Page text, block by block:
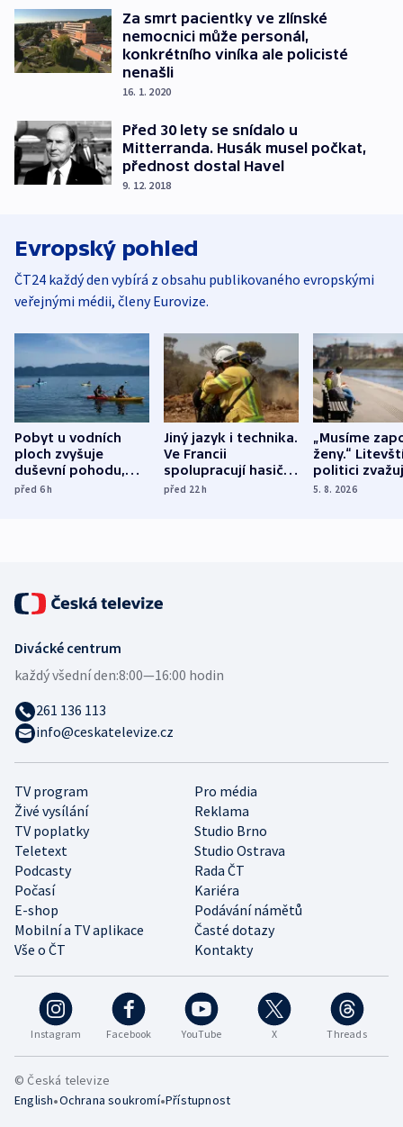
Za smrt pacientky ve zlínské
nemocnici může personál,
konkrétního viníka ale policisté
nenašli
16. 1. 2020
Před 30 lety se snídalo u
Mitterranda. Husák musel počkat,
přednost dostal Havel
9. 12. 2018
Evropský pohled
ČT24 každý den vybírá z obsahu publikovaného evropskými
veřejnými médii, členy Eurovize.
Pobyt u vodních
ploch zvyšuje
duševní pohodu,
ukázala
před 6h
Jiný jazyk i technika.
Ve Francii
spolupracují hasiči z
různých zemí
před 22h
„Musíme
ženy.“
politici
dohodu o
5. 8. 2026
Instagram Facebook YouTube X Threads
TV program
Pro média
Živé vysílání
Reklama
TV poplatky
Studio Brno
Teletext
Studio Ostrava
Podcasty
Rada ČT
Počasí
Kariéra
E-shop
Podávání námětů
Mobilní a TV aplikace
Časté dotazy
Vše o ČT
Kontakty
Divácké centrum
každý všední den:8:00—16:00 hodin
261 136 113
info@ceskatelevize.cz
© Česká televize
English•Ochrana soukromí•Přístupnost